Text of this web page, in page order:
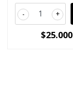
+
-
$25.000